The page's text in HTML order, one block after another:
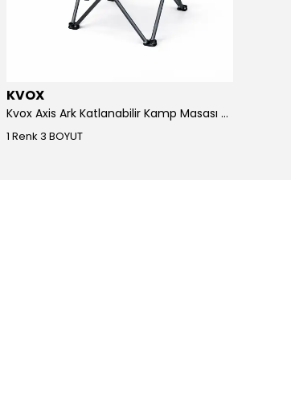
KVOX
Kvox Axis Ark Katlanabilir Kamp Masası - 2 kişilik
1 Renk 3 BOYUT